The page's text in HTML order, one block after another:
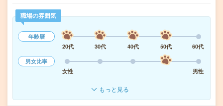
職場の雰囲気
年齢層
20代
30代 40代 50代
60代
男女比率
女性
男性
もっと見る